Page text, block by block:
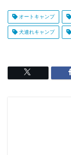
オートキャンプ
犬連れキャンプ